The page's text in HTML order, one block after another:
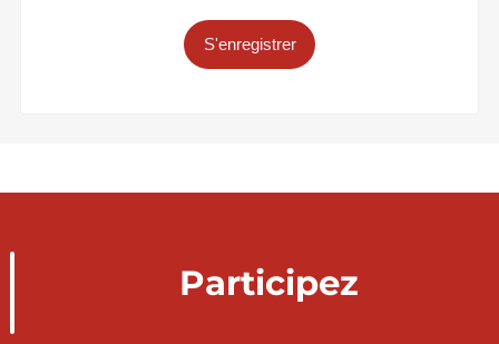
S'enregistrer
Participez